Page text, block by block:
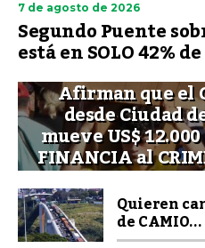
7 de agosto de 2026
Segundo Puente
está en SOLO 42% de
Afirman que el
desde Ciudad
mueve US$
FINANCIA al
Quieren
de CAMIO...